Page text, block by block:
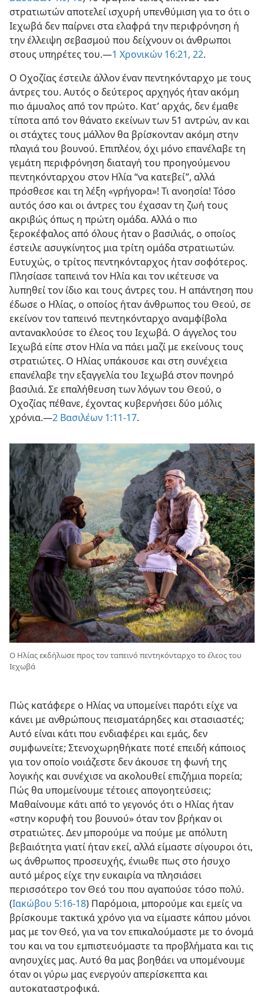
στρατιωτών αποτελεί ισχυρή υπενθύμιση για το ότι ο
Ιεχωβά δεν παίρνει στα ελαφρά την περιφρόνηση ή
την έλλειψη σεβασμού που δείχνουν οι άνθρωποι
στους υπηρέτες του.—1 Χρονικών 16:21, 22.
Ο Οχοζίας έστειλε άλλον έναν πεντηκόνταρχο με τους
άντρες του. Αυτός ο δεύτερος αρχηγός ήταν ακόμη
πιο άμυαλος από τον πρώτο. Κατ’ αρχάς, δεν έμαθε
τίποτα από τον θάνατο εκείνων των 51 αντρών, αν και
οι στάχτες τους μάλλον θα βρίσκονταν ακόμη στην
πλαγιά του βουνού. Επιπλέον, όχι μόνο επανέλαβε τη
γεμάτη περιφρόνηση διαταγή του προηγούμενου
πεντηκόνταρχου στον Ηλία “να κατεβεί”, αλλά
πρόσθεσε και τη λέξη «γρήγορα»! Τι ανοησία! Τόσο
αυτός όσο και οι άντρες του έχασαν τη ζωή τους
ακριβώς όπως η πρώτη ομάδα. Αλλά ο πιο
ξεροκέφαλος από όλους ήταν ο βασιλιάς, ο οποίος
έστειλε ασυγκίνητος μια τρίτη ομάδα στρατιωτών.
Ευτυχώς, ο τρίτος πεντηκόνταρχος ήταν σοφότερος.
Πλησίασε ταπεινά τον Ηλία και τον ικέτευσε να
λυπηθεί τον ίδιο και τους άντρες του. Η απάντηση που
έδωσε ο Ηλίας, ο οποίος ήταν άνθρωπος του Θεού, σε
εκείνον τον ταπεινό πεντηκόνταρχο αναμφίβολα
αντανακλούσε το έλεος του Ιεχωβά. Ο άγγελος του
Ιεχωβά είπε στον Ηλία να πάει μαζί με εκείνους τους
στρατιώτες. Ο Ηλίας υπάκουσε και στη συνέχεια
επανέλαβε την εξαγγελία του Ιεχωβά στον πονηρό
βασιλιά. Σε επαλήθευση των λόγων του Θεού, ο
Οχοζίας πέθανε, έχοντας κυβερνήσει δύο μόλις
χρόνια.—2 Βασιλέων 1:11-17.
Ο Ηλίας εκδήλωσε προς τον ταπεινό πεντηκόνταρχο το έλεος του
Ιεχωβά
Πώς κατάφερε ο Ηλίας να υπομείνει παρότι είχε να
κάνει με ανθρώπους πεισματάρηδες και στασιαστές;
Αυτό είναι κάτι που ενδιαφέρει και εμάς, δεν
συμφωνείτε; Στενοχωρηθήκατε ποτέ επειδή κάποιος
για τον οποίο νοιάζεστε δεν άκουσε τη φωνή της
λογικής και συνέχισε να ακολουθεί επιζήμια πορεία;
Πώς θα υπομείνουμε τέτοιες απογοητεύσεις;
Μαθαίνουμε κάτι από το γεγονός ότι ο Ηλίας ήταν
«στην κορυφή του βουνού» όταν τον βρήκαν οι
στρατιώτες. Δεν μπορούμε να πούμε με απόλυτη
βεβαιότητα γιατί ήταν εκεί, αλλά είμαστε σίγουροι ότι,
ως άνθρωπος προσευχής, ένιωθε πως στο ήσυχο
αυτό μέρος είχε την ευκαιρία να πλησιάσει
περισσότερο τον Θεό του που αγαπούσε τόσο πολύ.
(Ιακώβου 5:16-18) Παρόμοια, μπορούμε και εμείς να
βρίσκουμε τακτικά χρόνο για να είμαστε κάπου μόνοι
μας με τον Θεό, για να τον επικαλούμαστε με το όνομά
του και να του εμπιστευόμαστε τα προβλήματα και τις
ανησυχίες μας. Αυτό θα μας βοηθάει να υπομένουμε
όταν οι γύρω μας ενεργούν απερίσκεπτα και
αυτοκαταστροφικά.